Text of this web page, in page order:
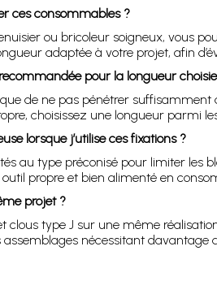
ces consommables ?
ou bricoleur soigneux, vous
adaptée à votre projet, afin
pour la longueur
de ne pas pénétrer
choisissez une longueur parmi
lorsque j’utilise ces fixations ?
au type préconisé pour limiter les
propre et bien alimenté en
projet ?
clous type J sur une même
nécessitant